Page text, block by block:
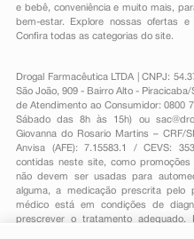
e bebê, conveniênciae muito mais,
bem-estar. Explore nossas ofertas
Confira todas as categorias do site.
Drogal Farmacêutica LTDA | CNPJ:
São João, 909 - Bairro Alto - Piracicaba/
de Atendimento ao Consumidor: 0800
Sábado das 8h às 15h) ou
Giovanna do Rosario Martins – CRF/
Anvisa (AFE): 7.15583.1 / CEVS:
contidas neste site, como
não devem ser usadas para
alguma, a medicação prescrita pelo
médico está em condições de
prescrever o tratamento adequado.